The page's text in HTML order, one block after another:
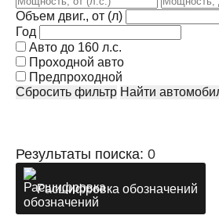
Объем двиг., от (л)
Год
Авто до 160 л.с.
Проходной авто
Предпроходной
Сбросить фильтр
Найти
Результаты поиска: 0
Расшифровка обозначений